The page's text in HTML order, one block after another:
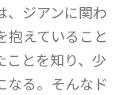
、ジアンに関わ
抱えていること
ことを知り、少
なる。そんなド